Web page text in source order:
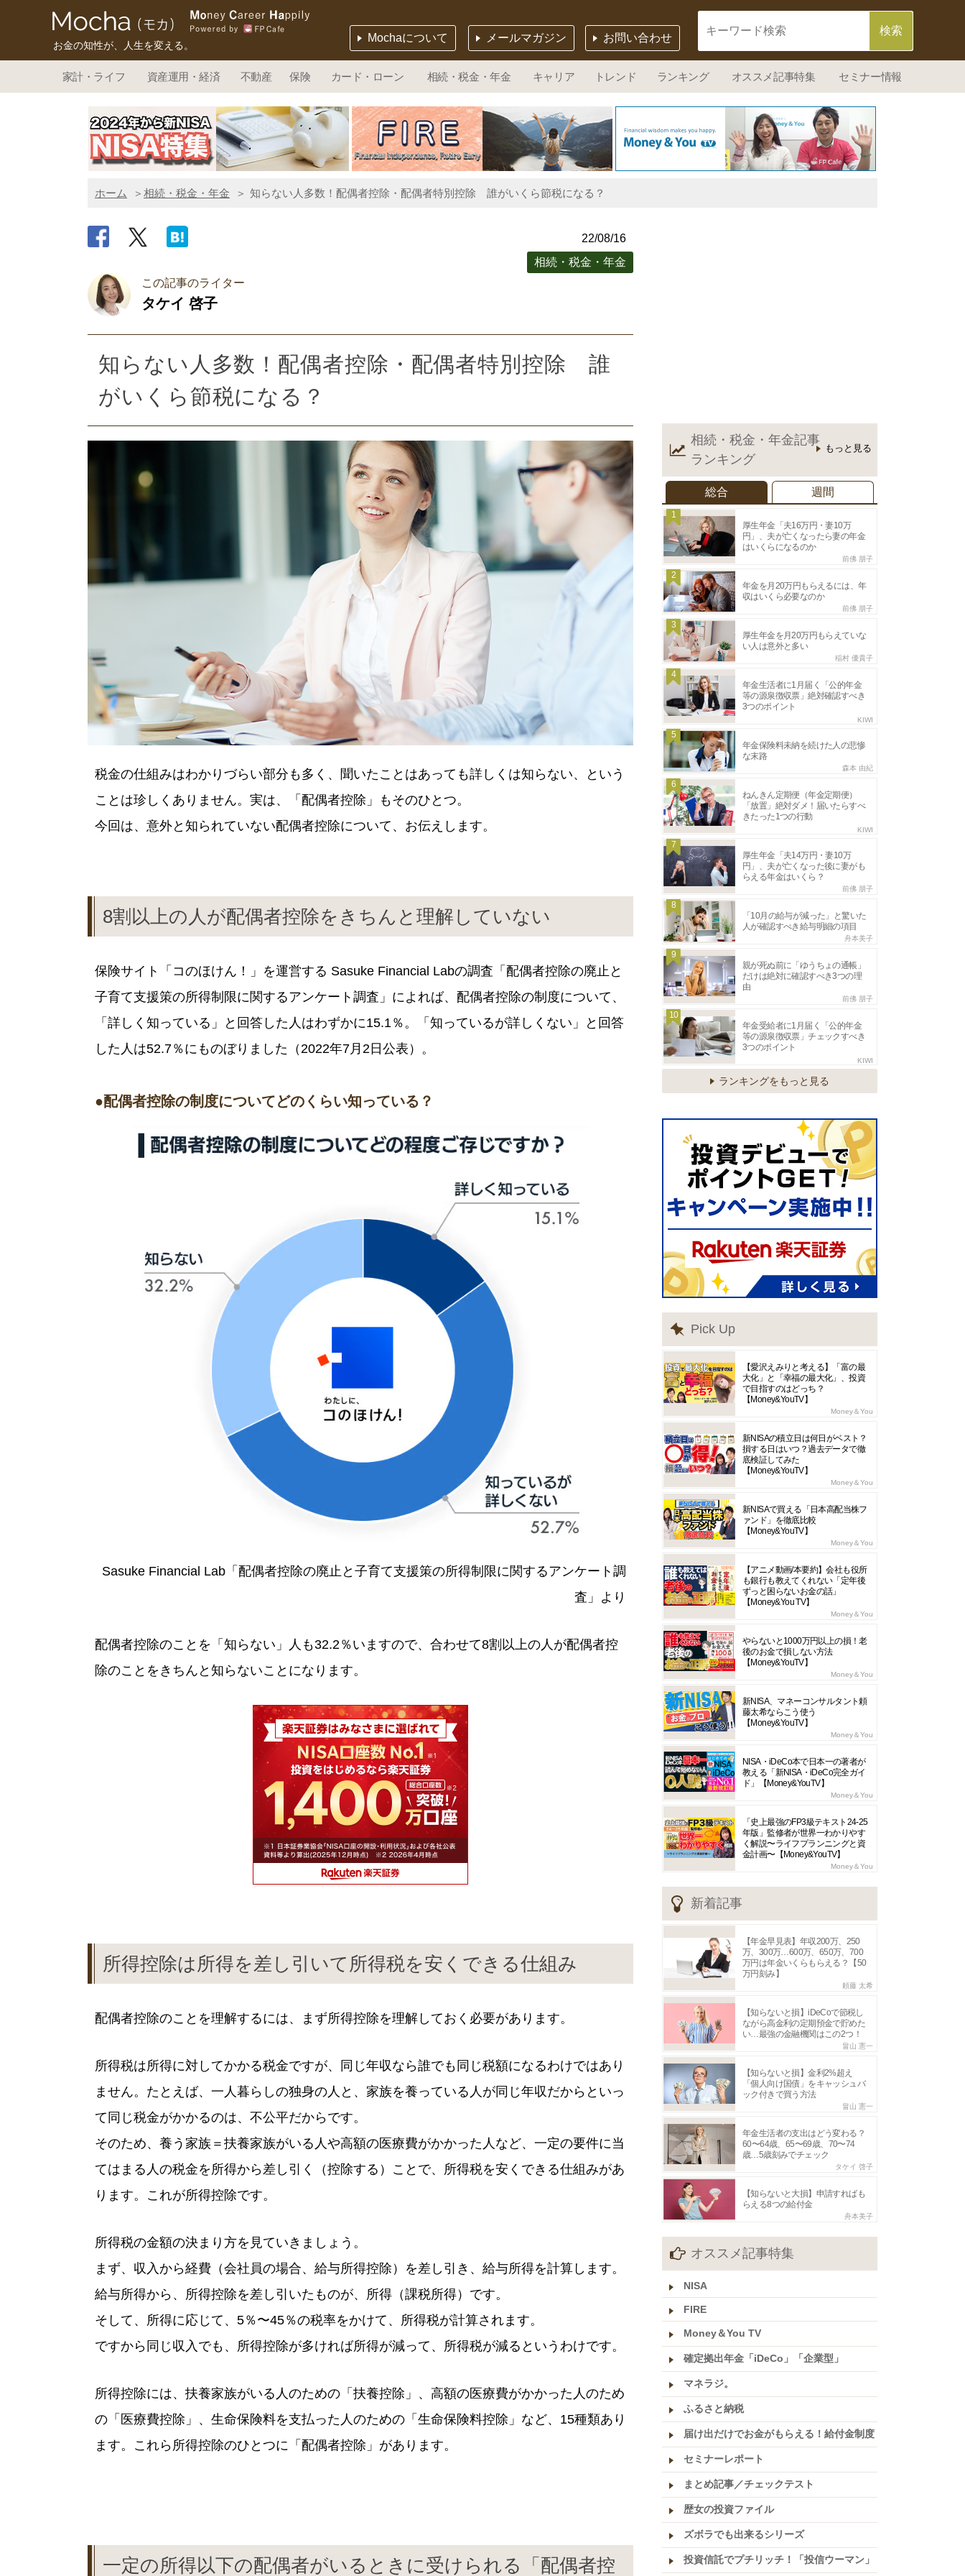
お金の知性が、人生を変える。
お問い合わせ
メールマガジン
Mochaについて
家計・ライフ 資産運用・経済 不動産 保険 カード・ローン 相続・税金・年金 キャリア トレンド ランキング オススメ記事特集 セミナー情報
ホーム 相続・税金・年金 知らない人多数！配偶者控除・配偶者特別控除 誰がいくら節税になる？
22/08/16
相続・税金・年金
この記事のライター
タケイ 啓子
知らない人多数！配偶者控除・配偶者特別控除 誰
がいくら節税になる？
税金の仕組みはわかりづらい部分も多く、聞いたことはあっても詳しくは知らない、という
ことは珍しくありません。実は、「配偶者控除」もそのひとつ。
今回は、意外と知られていない配偶者控除について、お伝えします。
8割以上の人が配偶者控除をきちんと理解していない
保険サイト「コのほけん！」を運営する Sasuke Financial Labの調査「配偶者控除の廃止と
子育て支援策の所得制限に関するアンケート調査」によれば、配偶者控除の制度について、
「詳しく知っている」と回答した人はわずかに15.1％。「知っているが詳しくない」と回答
した人は52.7％にものぼりました（2022年7月2日公表）。
●配偶者控除の制度についてどのくらい知っている？
Sasuke Financial Lab「配偶者控除の廃止と子育て支援策の所得制限に関するアンケート調
査」より
配偶者控除のことを「知らない」人も32.2％いますので、合わせて8割以上の人が配偶者控
除のことをきちんと知らないことになります。
所得控除は所得を差し引いて所得税を安くできる仕組み
配偶者控除のことを理解するには、まず所得控除を理解しておく必要があります。
所得税は所得に対してかかる税金ですが、同じ年収なら誰でも同じ税額になるわけではあり
ません。たとえば、一人暮らしの独身の人と、家族を養っている人が同じ年収だからといっ
て同じ税金がかかるのは、不公平だからです。
そのため、養う家族＝扶養家族がいる人や高額の医療費がかかった人など、一定の要件に当
てはまる人の税金を所得から差し引く（控除する）ことで、所得税を安くできる仕組みがあ
ります。これが所得控除です。
所得税の金額の決まり方を見ていきましょう。
まず、収入から経費（会社員の場合、給与所得控除）を差し引き、給与所得を計算します。
給与所得から、所得控除を差し引いたものが、所得（課税所得）です。
そして、所得に応じて、5％〜45％の税率をかけて、所得税が計算されます。
ですから同じ収入でも、所得控除が多ければ所得が減って、所得税が減るというわけです。
所得控除には、扶養家族がいる人のための「扶養控除」、高額の医療費がかかった人のため
の「医療費控除」、生命保険料を支払った人のための「生命保険料控除」など、15種類あり
ます。これら所得控除のひとつに「配偶者控除」があります。
一定の所得以下の配偶者がいるときに受けられる「配偶者控
相続・税金・年金記事
ランキング
もっと見る
総合 週間
1
厚生年金「夫16万円・妻10万
円」、夫が亡くなったら妻の年金
はいくらになるのか
前佛 朋子
2
年金を月20万円もらえるには、年
収はいくら必要なのか
前佛 朋子
3
厚生年金を月20万円もらえていな
い人は意外と多い
稲村 優貴子
4
年金生活者に1月届く「公的年金
等の源泉徴収票」絶対確認すべき
3つのポイント
KIWI
5
年金保険料未納を続けた人の悲惨
な末路
森本 由紀
6
ねんきん定期便（年金定期便）
「放置」絶対ダメ！届いたらすべ
きたった1つの行動
KIWI
7
厚生年金「夫14万円・妻10万
円」、夫が亡くなった後に妻がも
らえる年金はいくら？
前佛 朋子
8
「10月の給与が減った」と驚いた
人が確認すべき給与明細の項目
舟本美子
9
親が死ぬ前に「ゆうちょの通帳」
だけは絶対に確認すべき3つの理
由
前佛 朋子
10
年金受給者に1月届く「公的年金
等の源泉徴収票」チェックすべき
3つのポイント
KIWI
ランキングをもっと見る
Pick Up
【愛沢えみりと考える】「富の最
大化」と「幸福の最大化」、投資
で目指すのはどっち？
【Money&YouTV】
Money＆You
新NISAの積立日は何日がベスト？
損する日はいつ？過去データで徹
底検証してみた
【Money&YouTV】
Money＆You
新NISAで買える「日本高配当株フ
ァンド」を徹底比較
【Money&YouTV】
Money＆You
【アニメ動画/本要約】会社も役所
も銀行も教えてくれない「定年後
ずっと困らないお金の話」
【Money&You TV】
Money＆You
やらないと1000万円以上の損！老
後のお金で損しない方法
【Money&YouTV】
Money＆You
新NISA、マネーコンサルタント頼
藤太希ならこう使う
【Money&YouTV】
Money＆You
NISA・iDeCo本で日本一の著者が
教える「新NISA・iDeCo完全ガイ
ド」【Money&YouTV】
Money＆You
「史上最強のFP3級テキスト24-25
年版」監修者が世界一わかりやす
く解説〜ライフプランニングと資
金計画〜【Money&YouTV】
Money＆You
新着記事
【年金早見表】年収200万、250
万、300万…600万、650万、700
万円は年金いくらもらえる？【50
万円刻み】
頼藤 太希
【知らないと損】iDeCoで節税し
ながら高金利の定期預金で貯めた
い…最強の金融機関はこの2つ！
畠山 憲一
【知らないと損】金利2%超え
「個人向け国債」をキャッシュバ
ック付きで買う方法
畠山 憲一
年金生活者の支出はどう変わる？
60〜64歳、65〜69歳、70〜74
歳…5歳刻みでチェック
タケイ 啓子
【知らないと大損】申請すればも
らえる8つの給付金
舟本美子
オススメ記事特集
NISA
FIRE
Money＆You TV
確定拠出年金「iDeCo」「企業型」
マネラジ。
ふるさと納税
届け出だけでお金がもらえる！給付金制度
セミナーレポート
まとめ記事／チェックテスト
歴女の投資ファイル
ズボラでも出来るシリーズ
投資信託でプチリッチ！「投信ウーマン」